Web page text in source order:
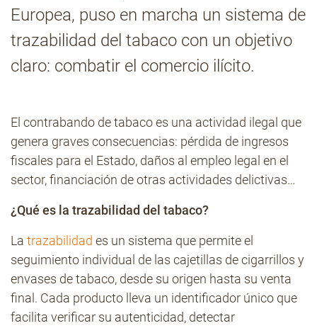
Archivo
Estadísticas CMT
Europea, puso en marcha un sistema de
trazabilidad del tabaco con un objetivo
claro: combatir el comercio ilícito.
El contrabando de tabaco es una actividad ilegal que
genera graves consecuencias: pérdida de ingresos
fiscales para el Estado, daños al empleo legal en el
sector, financiación de otras actividades delictivas…
¿Qué es la trazabilidad del tabaco?
La trazabilidad es un sistema que permite el
seguimiento individual de las cajetillas de cigarrillos y
envases de tabaco, desde su origen hasta su venta
final. Cada producto lleva un identificador único que
facilita verificar su autenticidad, detectar